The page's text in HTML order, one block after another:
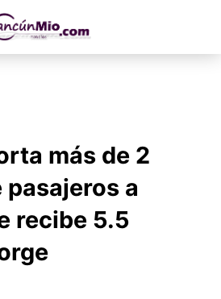
más de 2
a
recibe 5.5